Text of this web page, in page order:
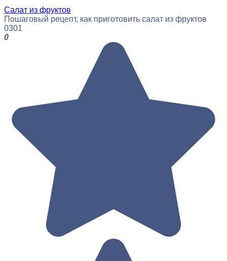
Cалат из фруктов
Пошаговый рецепт, как приготовить салат из фруктов
0301
0